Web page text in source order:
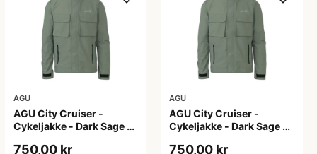
AGU
AGU City Cruiser -
Cykeljakke - Dark Sage -
750,00 kr
AGU
AGU City Cruiser -
Cykeljakke - Dark Sage -
750,00 kr